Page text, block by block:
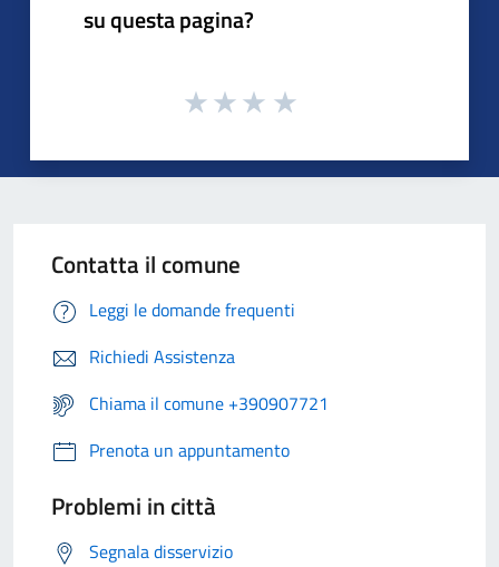
su questa pagina?
Contatta il comune
Leggi le domande frequenti
Richiedi Assistenza
Chiama il comune +390907721
Prenota un appuntamento
Problemi in città
Segnala disservizio